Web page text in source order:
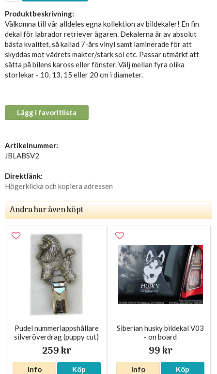
Produktbeskrivning:
Välkomna till vår alldeles egna kollektion av bildekaler! En fin
dekal för labrador retriever ägaren. Dekalerna är av absolut
bästa kvalitet, så kallad 7-års vinyl samt laminerade för att
skyddas mot vädrets makter/stark sol etc. Passar utmärkt att
sätta på bilens kaross eller fönster. Välj mellan fyra olika
storlekar - 10, 13, 15 eller 20 cm i diameter.
Lägg i favoritlista
Artikelnummer:
JBLABSV2
Direktlänk:
Högerklicka och kopiera adressen
Andra har även köpt
Pudel nummerlappshållare
silveröverdrag (puppy cut)
259 kr
Info Köp
Siberian husky bildekal V03
- on board
99 kr
Info Köp